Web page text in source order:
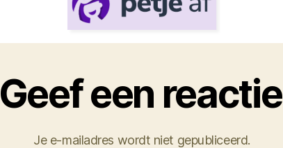
Geef een reactie
Je e-mailadres wordt niet gepubliceerd.